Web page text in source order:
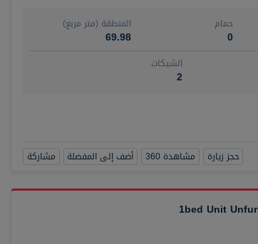
حمام
0
المنطقة (متر مربع)
69.98
الشيكات
2
حجز زيارة مشاهدة 360 أضف إلى المفضلة مشاركة
1bed Unit